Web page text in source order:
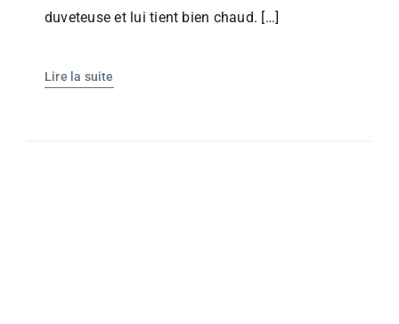
duveteuse et lui tient bien chaud. […]
Lire la suite